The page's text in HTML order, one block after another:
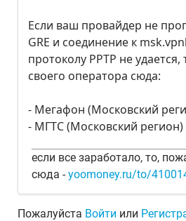
Если ваш провайдер не
GRE и соединение к
протоколу PPTP не
своего оператора сюда:
- Мегафон (Московский
- МГТС (Московский регион)
если все заработало, то,
сюда -yoomoney.ru/to/
Пожалуйста Войти или